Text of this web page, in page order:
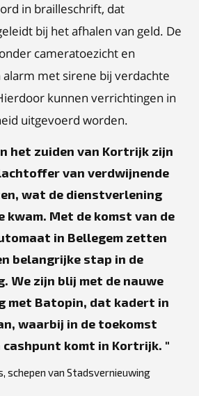
in brailleschrift, dat
bij het afhalen van geld. De
cameratoezicht en
met sirene bij verdachte
kunnen verrichtingen in
uitgevoerd worden.
het zuiden van Kortrijk zijn
van verdwijnende
wat de dienstverlening
kwam. Met de komst van de
in Bellegem zetten
belangrijke stap in de
We zijn blij met de nauwe
met Batopin, dat kadert in
waarbij in de toekomst
cashpunt komt in Kortrijk.
schepen van Stadsvernieuwing